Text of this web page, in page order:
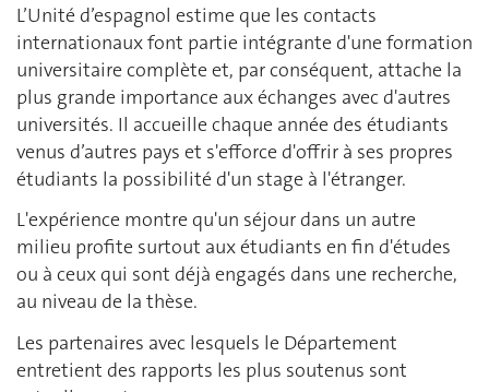
L’Unité d’espagnol estime que les contacts
internationaux font partie intégrante d'une formation
universitaire complète et, par conséquent, attache la
plus grande importance aux échanges avec d'autres
universités. Il accueille chaque année des étudiants
venus d’autres pays et s'efforce d'offrir à ses propres
étudiants la possibilité d'un stage à l'étranger.
L'expérience montre qu'un séjour dans un autre
milieu profite surtout aux étudiants en fin d'études
ou à ceux qui sont déjà engagés dans une recherche,
au niveau de la thèse.
Les partenaires avec lesquels le Département
entretient des rapports les plus soutenus sont